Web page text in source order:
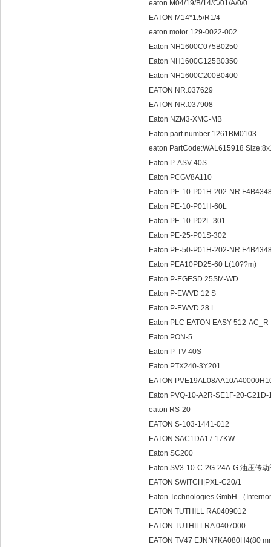
eaton M04/19/B/14/C/01/A/0/0
EATON M14*1.5/R1/4
eaton motor 129-0022-002
Eaton NH1600C075B0250
Eaton NH1600C125B0350
Eaton NH1600C200B0400
EATON NR.037629
EATON NR.037908
Eaton NZM3-XMC-MB
Eaton part number 1261BM0103
eaton PartCode:WAL615918
Eaton P-ASV 40S
Eaton PCGV8A110
Eaton PE-10-P01H-202-NR
Eaton PE-10-P01H-60L
Eaton PE-10-P02L-301
Eaton PE-25-P01S-302
Eaton PE-50-P01H-202-NR
Eaton PEA10PD25-60
Eaton P-EGESD 25SM-WD
Eaton P-EWVD 12 S
Eaton P-EWVD 28 L
Eaton PLC EATON EASY 512-AC_R
Eaton PON-5
Eaton P-TV 40S
Eaton PTX240-3Y201
EATON
Eaton PVQ-10-A2R-SE1F-20-C21D-
eaton RS-20
EATON S-103-1441-012
EATON SAC1DA17 17KW
Eaton SC200
Eaton SV3-10-C-2G-24A-G 油压传动
EATON SWITCH|PXL-C20/1
Eaton Technologies GmbH （
EATON TUTHILL RA0409012
EATON TUTHILLRA 0407000
EATON TV47 EJNN7KA080H4(80